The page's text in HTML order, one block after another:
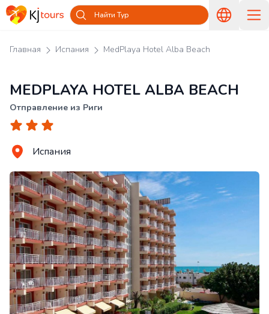
Найти Тур
Главная Испания MedPlaya Hotel Alba Beach
MEDPLAYA HOTEL ALBA BEACH
Отправление из Риги
Испания